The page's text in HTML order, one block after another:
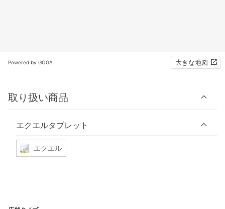
Powered by GOGA 大きな地図
取り扱い商品
エクエルタブレット
エクエル